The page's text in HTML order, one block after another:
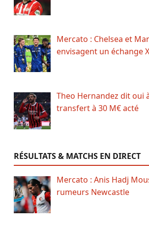
Mercato : Chelsea et
envisagent un échange
Theo Hernandez dit oui
transfert à 30 M€ acté
RÉSULTATS & MATCHS EN DIRECT
Mercato : Anis Hadj
rumeurs Newcastle